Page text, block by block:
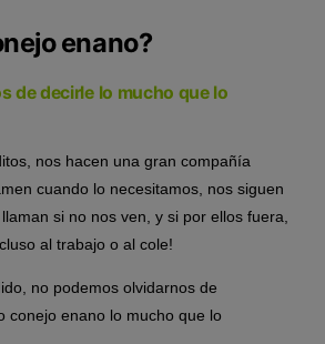
enano?
de decirle lo mucho que lo
nos hacen una gran compañía
cuando lo necesitamos, nos siguen
si no nos ven, y si por ellos fuera,
al trabajo o al cole!
no podemos olvidarnos de
conejo enano lo mucho que lo